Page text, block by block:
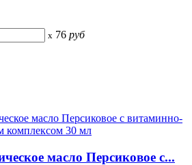
x 76 руб
масло Персиковое с...